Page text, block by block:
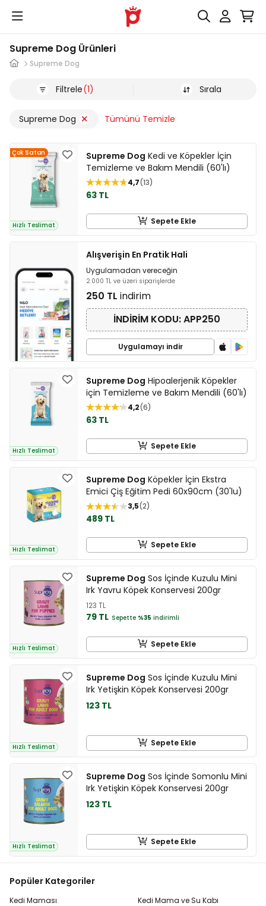
Supreme Dog Ürünleri
Supreme Dog
Filtrele(1) Sırala
Supreme Dog Tümünü Temizle
Çok Satan
Hızlı Teslimat
Supreme Dog Kedi ve Köpekler İçin
Temizleme ve Bakım Mendili (60'lı)
4,7 13
63 TL
Sepete Ekle
Alışverişin En Pratik Hali
Uygulamadan vereceğin
2.000 TL ve üzeri siparişlerde
250 TL indirim
İNDİRİM KODU: APP250
Uygulamayı indir
Hızlı Teslimat
Supreme Dog Hipoalerjenik Köpekler
için Temizleme ve Bakım Mendili (60'lı)
4,2 6
63 TL
Sepete Ekle
Hızlı Teslimat
Supreme Dog Köpekler İçin Ekstra
Emici Çiş Eğitim Pedi 60x90cm (30'lu)
3,5 2
489 TL
Sepete Ekle
Hızlı Teslimat
Supreme Dog Sos İçinde Kuzulu Mini
Irk Yavru Köpek Konservesi 200gr
123 TL
79 TL Sepette %35 indirimli
Sepete Ekle
Hızlı Teslimat
Supreme Dog Sos İçinde Kuzulu Mini
Irk Yetişkin Köpek Konservesi 200gr
123 TL
Sepete Ekle
Hızlı Teslimat
Supreme Dog Sos İçinde Somonlu Mini
Irk Yetişkin Köpek Konservesi 200gr
123 TL
Sepete Ekle
Popüler Kategoriler
Kedi Maması
Kedi Mama ve Su Kabı